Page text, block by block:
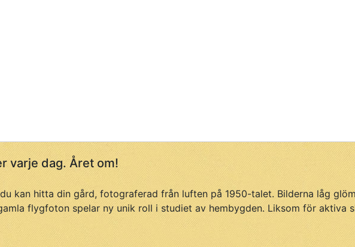
varje dag. Året om!
kan hitta din gård, fotograferad från luften på 1950-talet. Bilderna låg
flygfoton spelar ny unik roll i studiet av hembygden. Liksom för aktiva